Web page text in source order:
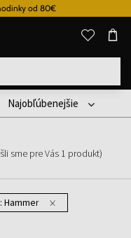
od 80€
sme pre Vás 1 produkt)
Najobľúbenejšie
Hammer